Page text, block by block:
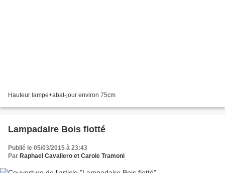
Hauteur lampe+abat-jour environ 75cm
Lampadaire Bois flotté
Publié le 05/03/2015 à 23:43
Par Raphael Cavallero et Carole Tramoni